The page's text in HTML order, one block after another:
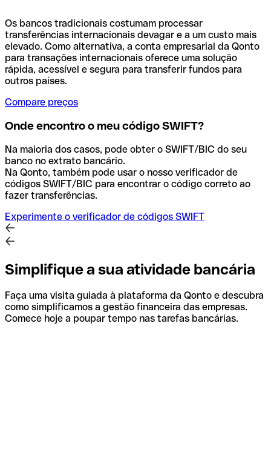
Os bancos tradicionais costumam processar
transferências internacionais devagar e a um custo mais
elevado. Como alternativa, a conta empresarial da Qonto
para transações internacionais oferece uma solução
rápida, acessível e segura para transferir fundos para
outros países.
Compare preços
Onde encontro o meu código SWIFT?
Na maioria dos casos, pode obter o SWIFT/BIC do seu
banco no extrato bancário.
Na Qonto, também pode usar o nosso verificador de
códigos SWIFT/BIC para encontrar o código correto ao
fazer transferências.
Experimente o verificador de códigos SWIFT
Simplifique a sua atividade bancária
Faça uma visita guiada à plataforma da Qonto e descubra
como simplificamos a gestão financeira das empresas.
Comece hoje a poupar tempo nas tarefas bancárias.